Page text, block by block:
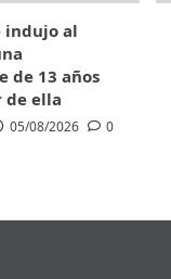
indujo al
de 13 años
de ella
05/08/2026 0